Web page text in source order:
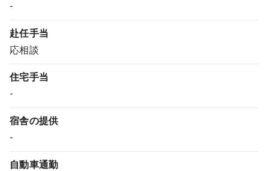
-
赴任手当
応相談
住宅手当
-
宿舎の提供
-
自動車通勤